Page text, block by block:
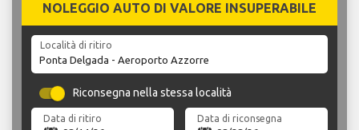
NOLEGGIO AUTO DI VALORE INSUPERABILE
Località di ritiro
Riconsegna nella stessa località
Data di ritiro Data di riconsegna